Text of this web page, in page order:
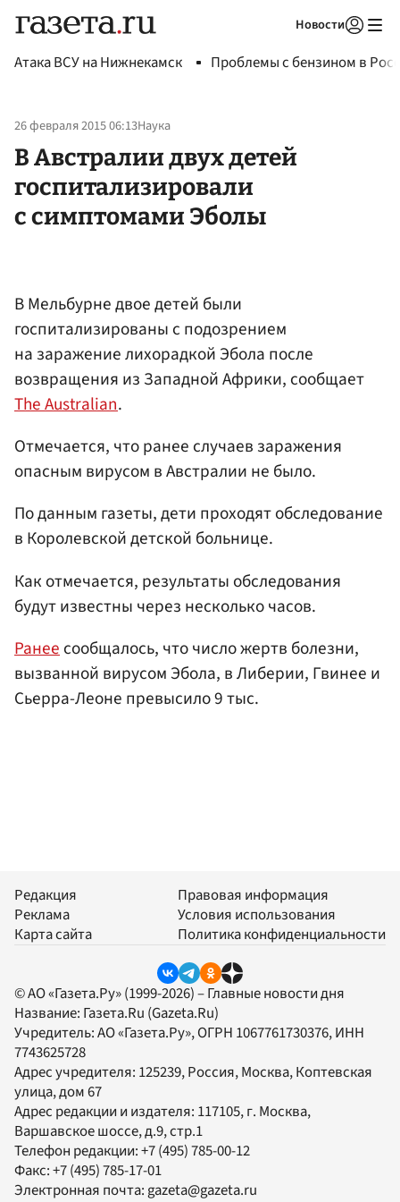
Новости
Атака ВСУ на Нижнекамск Проблемы с бензином в
26 февраля 2015 06:13Наука
В Австралии двух детей
госпитализировали
с симптомами Эболы
В Мельбурне двое детей были
госпитализированы с подозрением
на заражение лихорадкой Эбола после
возвращения из Западной Африки, сообщает
The Australian.
Отмечается, что ранее случаев заражения
опасным вирусом в Австралии не было.
По данным газеты, дети проходят обследование
в Королевской детской больнице.
Как отмечается, результаты обследования
будут известны через несколько часов.
Ранеесообщалось, что число жертв болезни,
вызванной вирусом Эбола, в Либерии, Гвинее и
Сьерра-Леоне превысило 9 тыс.
Редакция
Реклама
Карта сайта
Правовая информация
Условия использования
Политика конфиденциальности
© АО «Газета.Ру» (1999-2026) – Главные новости дня
Название: Газета.Ru (Gazeta.Ru)
Учредитель:АО «Газета.Ру», ОГРН 1067761730376, ИНН
7743625728
Адрес учредителя: 125239, Россия, Москва, Коптевская
улица, дом 67
Адрес редакции и издателя: 117105, г. Москва,
Варшавское шоссе, д.9, стр.1
Телефон редакции:+7 (495) 785-00-12
Факс:+7 (495) 785-17-01
Электронная почта:gazeta@gazeta.ru